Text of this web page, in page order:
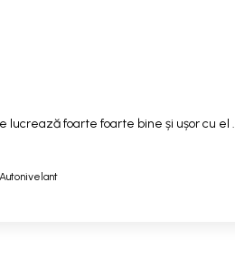
lucrează foarte foarte bine și ușor cu el .